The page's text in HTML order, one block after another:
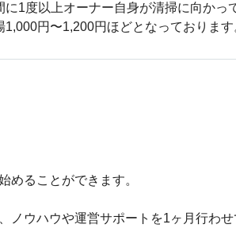
1度以上オーナー自身が清掃に向かっ
円〜1,200円ほどとなっておりま
めることができます。
ノウハウや運営サポートを1ヶ月行わ